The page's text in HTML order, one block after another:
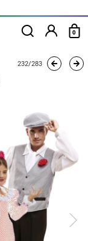
0
Famille Chulapos de San
232/283